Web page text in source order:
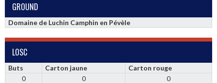
GROUND
Domaine de Luchin Camphin en Pévèle
LOSC
Buts Carton jaune
Carton rouge
0
0 0